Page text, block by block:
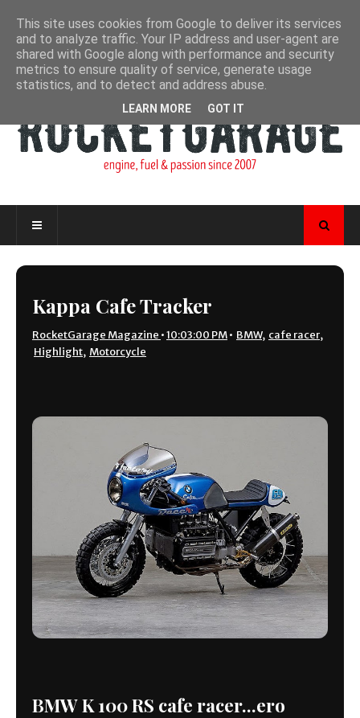
Kappa Cafe Tracker
RocketGarage Magazine •10:03:00 PM• BMW, cafe racer,
Highlight, Motorcycle
BMW K 100 RS cafe racer...ero
This site uses cookies from Google to deliver its services
and to analyze traffic. Your IP address and user-agent are
shared with Google along with performance and security
metrics to ensure quality of service, generate usage
statistics, and to detect and address abuse.
LEARN MORE GOT IT